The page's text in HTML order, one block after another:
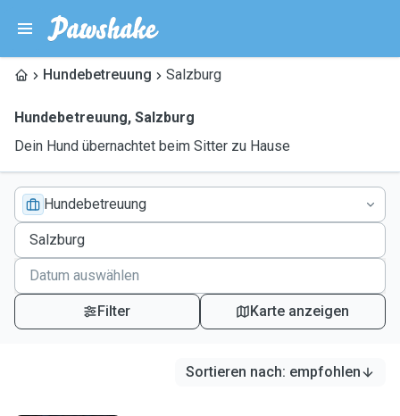
Hundebetreuung Salzburg
Hundebetreuung, Salzburg
Dein Hund übernachtet beim Sitter zu Hause
Hundebetreuung
Filter Karte anzeigen
Sortieren nach: empfohlen